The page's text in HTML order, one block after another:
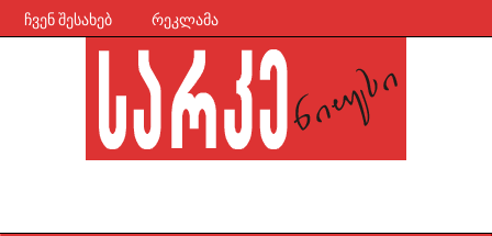
ჩვენ შესახებ რეკლამა